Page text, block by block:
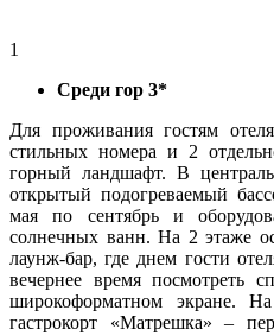
1
Среди гор 3*
Для проживания гостям
стильных номера и 2
горный ландшафт. В
открытый подогреваемый
мая по сентябрь и
солнечных ванн. На 2 этаже
лаунж-бар, где днем гости
вечернее время посмотреть
широкоформатном экране.
гастрокорт «Матрешка» –